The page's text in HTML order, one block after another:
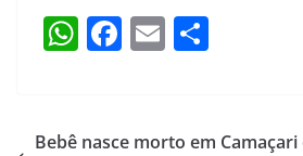
W
s
F
e
E
l e
Bebê nasce morto em Camaçari